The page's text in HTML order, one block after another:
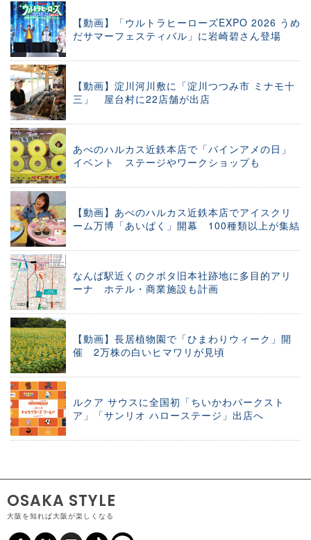
【動画】「ウルトラヒーローズEXPO 2026 うめ
だサマーフェスティバル」に岩崎碧さん登場
【動画】淀川河川敷に「淀川つつみ市 ミナモ十
三」 屋台村に22店舗が出店
あべのハルカス近鉄本店で「パインアメの日」
イベント ステージやワークショップも
【動画】あべのハルカス近鉄本店でアイスクリ
ーム万博「あいぱく」開幕 100種類以上が集結
なんば駅近くのクボタ旧本社跡地に多目的アリ
ーナ ホテル・商業施設も計画
【動画】長居植物園で「ひまわりウィーク」開
催 2万株の白いヒマワリが見頃
ルクア サウスに全国初「ちいかわパークスト
ア」「サンリオ ハローステージ」出店へ
OSAKA STYLE
大阪を知れば大阪が楽しくなる